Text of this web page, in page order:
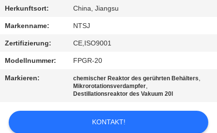
TRETEN
SIE
MIT
UNS
IN
VERBINDUNG
NACHRICHTEN
Herkunftsort: China, Jiangsu
Markenname: NTSJ
Zertifizierung: CE,ISO9001
Modellnummer: FPGR-20
Markieren: chemischer Reaktor des gerührten Behälters,
Mikrorotationsverdampfer,
Destillationsreaktor des Vakuum 20l
KONTAKT!